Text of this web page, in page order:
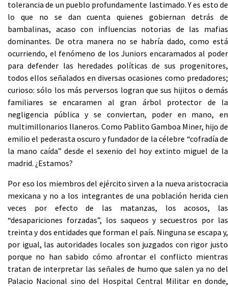
tolerancia de un pueblo profundamente lastimado. Y es esto de
lo que no se dan cuenta quienes gobiernan detrás de
bambalinas, acaso con influencias notorias de las mafias
dominantes. De otra manera no se habría dado, como está
ocurriendo, el fenómeno de los Juniors encaramados al poder
para defender las heredades políticas de sus progenitores,
todos ellos señalados en diversas ocasiones como predadores;
curioso: sólo los más perversos logran que sus hijitos o demás
familiares se encaramen al gran árbol protector de la
negligencia pública y se conviertan, poder en mano, en
multimillonarios llaneros. Como Pablito Gamboa Miner, hijo de
emilio el pederasta oscuro y fundador de la célebre “cofradía de
la mano caída” desde el sexenio del hoy extinto miguel de la
madrid. ¿Estamos?
Por eso los miembros del ejército sirven a la nueva aristocracia
mexicana y no a los integrantes de una población herida cien
veces por efecto de las matanzas, los acosos, las
“desapariciones forzadas”, los saqueos y secuestros por las
treinta y dos entidades que forman el país. Ninguna se escapa y,
por igual, las autoridades locales son juzgados con rigor justo
porque no han sabido cómo afrontar el conflicto mientras
tratan de interpretar las señales de humo que salen ya no del
Palacio Nacional sino del Hospital Central Militar en donde,